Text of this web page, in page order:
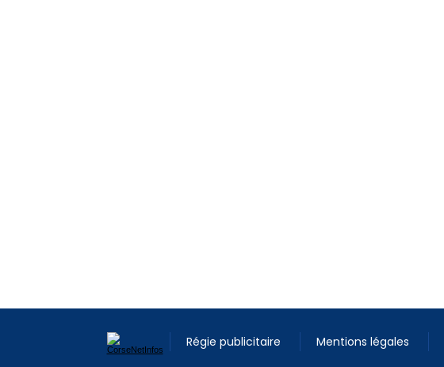
Régie publicitaire Mentions légales